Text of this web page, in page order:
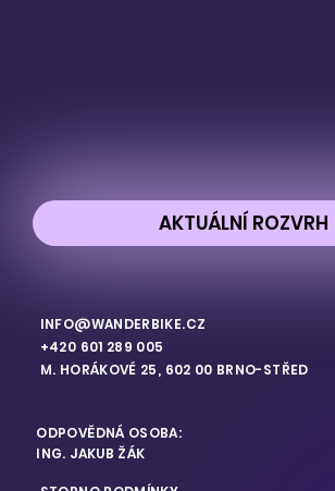
AKTUÁLNÍ ROZVRH
INFO@WANDERBIKE.CZ
+420 601 289 005
M. HORÁKOVÉ 25, 602 00 BRNO-STŘED
ODPOVĚDNÁ OSOBA:
ING. JAKUB ŽÁK